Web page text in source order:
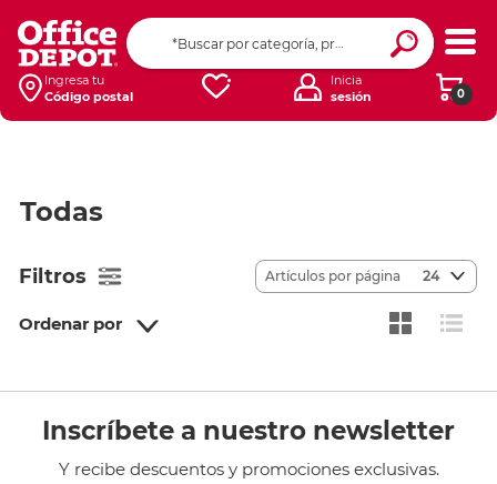
Ingresa tu
Código postal
0
Inicia
sesión
Todas
Filtros
Ordenar por
Artículos por página 24
Inscríbete a nuestro newsletter
Y recibe descuentos y promociones exclusivas.